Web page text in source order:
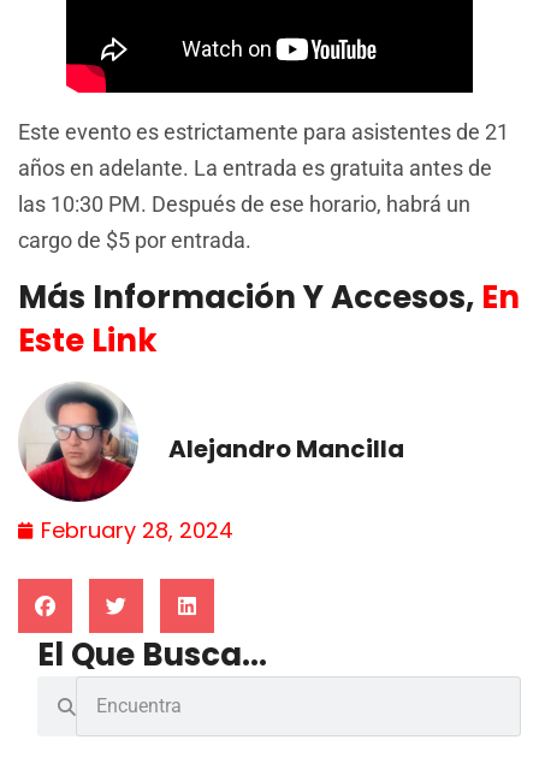
Este evento es estrictamente para asistentes de 21
años en adelante. La entrada es gratuita antes de
las 10:30 PM. Después de ese horario, habrá un
cargo de $5 por entrada.
Más Información Y Accesos, En
Este Link
Alejandro Mancilla
February 28, 2024
El Que Busca...